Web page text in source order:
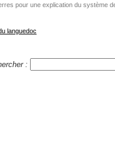
pour une explication du système
languedoc
: